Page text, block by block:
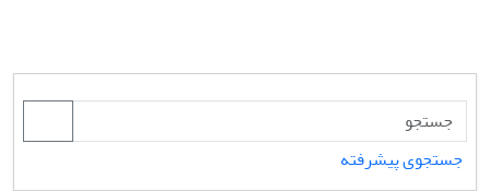
جستجوی پیشرفته